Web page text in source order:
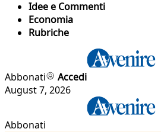
Idee e Commenti
Economia
Rubriche
Abbonati
Accedi
August 7, 2026
Abbonati